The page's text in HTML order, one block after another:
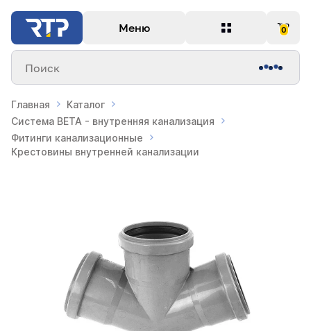
Меню 0
Поиск
Главная
Каталог
Система BETA - внутренняя канализация
Фитинги канализационные
Крестовины внутренней канализации